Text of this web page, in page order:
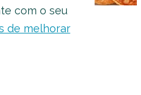
com o seu
de melhorar